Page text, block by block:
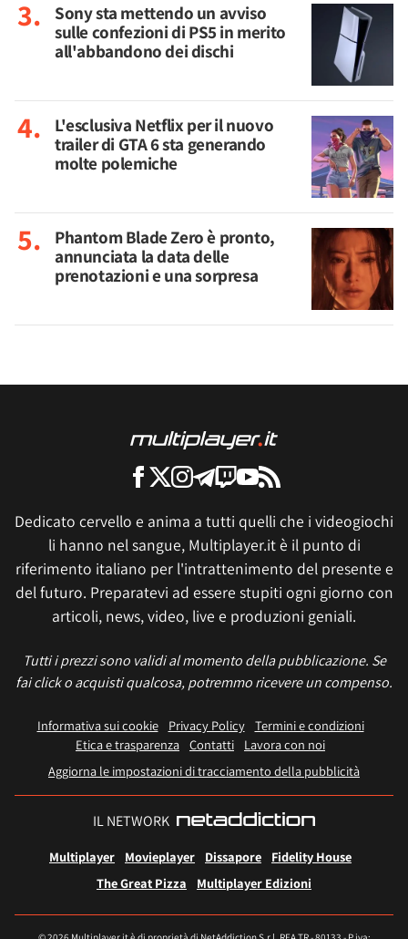
Sony sta mettendo un avviso
sulle confezioni di PS5 in merito
all'abbandono dei dischi
L'esclusiva Netflix per il nuovo
trailer di GTA 6 sta generando
molte polemiche
Phantom Blade Zero è pronto,
annunciata la data delle
prenotazioni e una sorpresa
Dedicato cervello e anima a tutti quelli che i videogiochi
li hanno nel sangue, Multiplayer.it è il punto di
riferimento italiano per l'intrattenimento del presente e
del futuro. Preparatevi ad essere stupiti ogni giorno con
articoli, news, video, live e produzioni geniali.
Tutti i prezzi sono validi al momento della pubblicazione. Se
fai click o acquisti qualcosa, potremmo ricevere un compenso.
Informativa sui cookie Privacy Policy
Termini e condizioni
Etica e trasparenza Contatti
Lavora con noi
Aggiorna le impostazioni di tracciamento della pubblicità
IL NETWORK
Multiplayer Movieplayer Dissapore
Fidelity House
The Great Pizza
Multiplayer Edizioni